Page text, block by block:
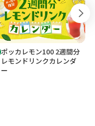
ポッカレモン100 2週間分
レモンドリンクカレンダ
ー